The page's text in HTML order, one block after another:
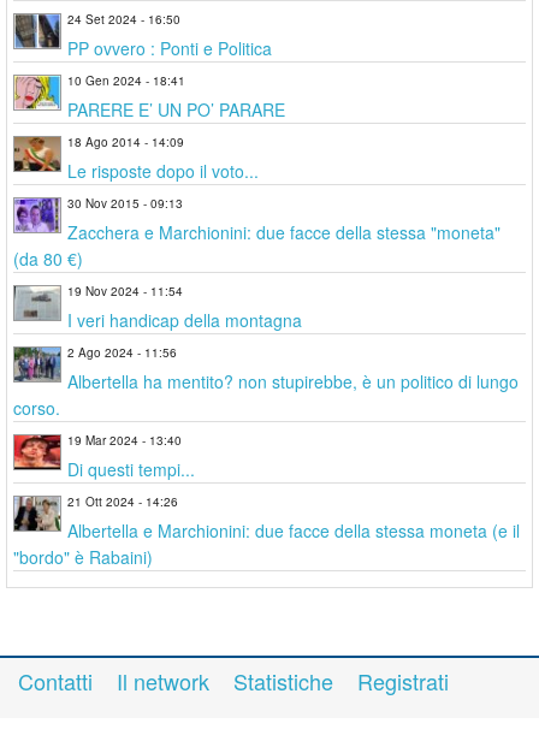
24 Set 2024 - 16:50
PP ovvero : Ponti e Politica
10 Gen 2024 - 18:41
PARERE E’ UN PO’ PARARE
18 Ago 2014 - 14:09
Le risposte dopo il voto...
30 Nov 2015 - 09:13
Zacchera e Marchionini: due facce della stessa "moneta"
(da 80 €)
19 Nov 2024 - 11:54
I veri handicap della montagna
2 Ago 2024 - 11:56
Albertella ha mentito? non stupirebbe, è un politico di lungo
corso.
19 Mar 2024 - 13:40
Di questi tempi...
21 Ott 2024 - 14:26
Albertella e Marchionini: due facce della stessa moneta (e il
"bordo" è Rabaini)
Contatti Il network Statistiche
Registrati